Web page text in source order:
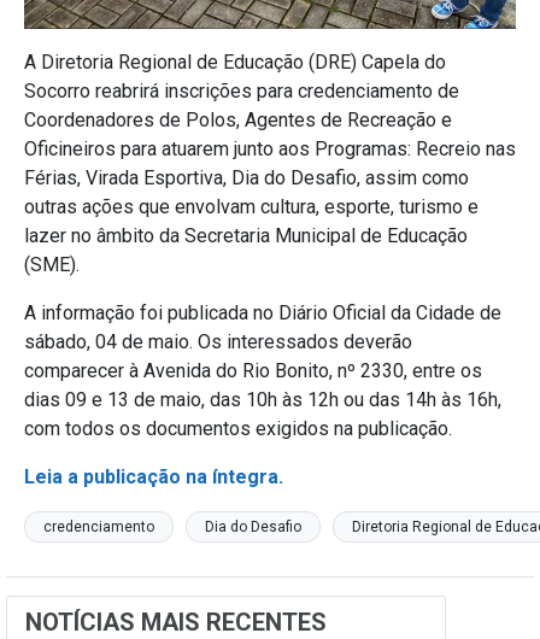
A Diretoria Regional de Educação (DRE) Capela do
Socorro reabrirá inscrições para credenciamento de
Coordenadores de Polos, Agentes de Recreação e
Oficineiros para atuarem junto aos Programas: Recreio nas
Férias, Virada Esportiva, Dia do Desafio, assim como
outras ações que envolvam cultura, esporte, turismo e
lazer no âmbito da Secretaria Municipal de Educação
(SME).
A informação foi publicada no Diário Oficial da Cidade de
sábado, 04 de maio. Os interessados deverão
comparecer à Avenida do Rio Bonito, nº 2330, entre os
dias 09 e 13 de maio, das 10h às 12h ou das 14h às 16h,
com todos os documentos exigidos na publicação.
Leia a publicação na íntegra.
credenciamento Dia do Desafio Diretoria Regional de
NOTÍCIAS MAIS RECENTES